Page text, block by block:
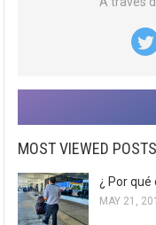
MOST VIEWED POSTS
¿ Por
MAY 21,